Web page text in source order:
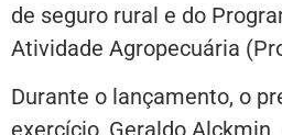
de seguro rural e do
Atividade Agropecuária
Durante o lançamento, o
exercício, Geraldo